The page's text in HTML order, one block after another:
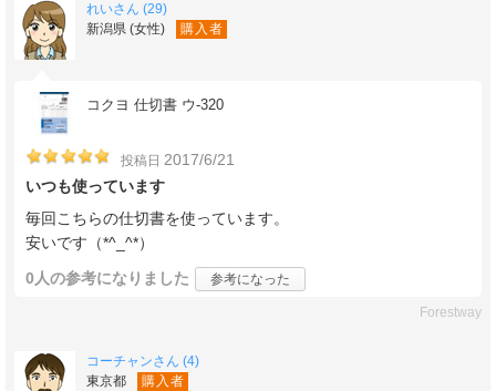
れいさん (29)
新潟県 (女性)
購入者
コクヨ 仕切書 ウ-320
投稿日 2017/6/21
いつも使っています
毎回こちらの仕切書を使っています。
安いです（*^_^*）
0人の参考になりました 参考になった
Forestway
コーチャンさん (4)
東京都
購入者